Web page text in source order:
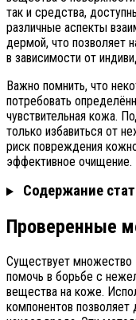
так и средства,
различные аспекты
дермой, что позволяет
в зависимости от
Важно помнить, что
потребовать
чувствительная кожа.
только избавиться от
риск повреждения
эффективное очищение.
Содержание
Проверенные
Существует множество
помочь в борьбе с
вещества на коже.
компонентов позволяет